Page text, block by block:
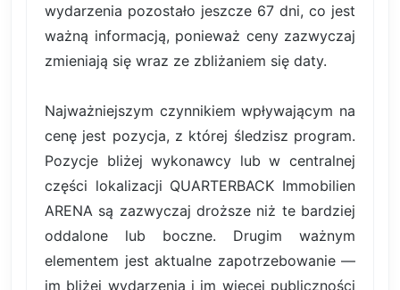
wydarzenia pozostało jeszcze 67 dni, co jest
ważną informacją, ponieważ ceny zazwyczaj
zmieniają się wraz ze zbliżaniem się daty.
Najważniejszym czynnikiem wpływającym na
cenę jest pozycja, z której śledzisz program.
Pozycje bliżej wykonawcy lub w centralnej
części lokalizacji QUARTERBACK Immobilien
ARENA są zazwyczaj droższe niż te bardziej
oddalone lub boczne. Drugim ważnym
elementem jest aktualne zapotrzebowanie —
im bliżej wydarzenia i im więcej publiczności